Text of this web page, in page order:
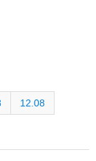
12.08